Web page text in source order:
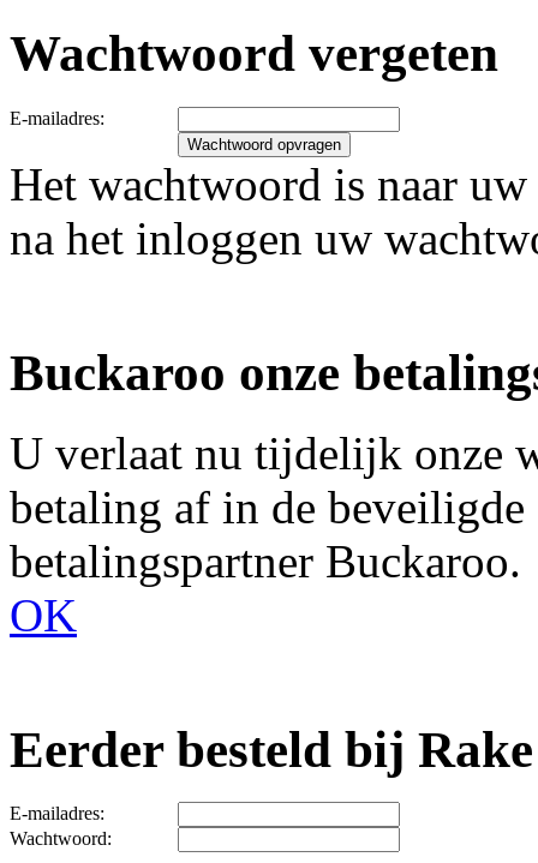
Wachtwoord vergeten
E-mailadres:
Het wachtwoord is naar
na het inloggen uw
Buckaroo onze
U verlaat nu tijdelijk onze
betaling af in de
betalingspartner Buckaroo.
OK
Eerder besteld bij
E-mailadres:
Wachtwoord: